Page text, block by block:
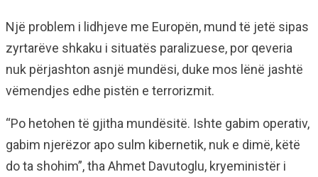
Një problem i lidhjeve me Europën, mund të jetë sipas
zyrtarëve shkaku i situatës paralizuese, por qeveria
nuk përjashton asnjë mundësi, duke mos lënë jashtë
vëmendjes edhe pistën e terrorizmit.
“Po hetohen të gjitha mundësitë. Ishte gabim operativ,
gabim njerëzor apo sulm kibernetik, nuk e dimë, këtë
do ta shohim”, tha Ahmet Davutoglu, kryeministër i